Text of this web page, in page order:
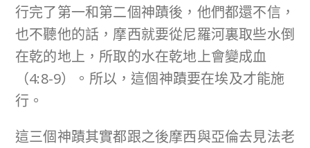
行完了第一和第二個神蹟後，他們都還不信，
也不聽他的話，摩西就要從尼羅河裏取些水倒
在乾的地上，所取的水在乾地上會變成血
（4:8-9）。所以，這個神蹟要在埃及才能施
行。
這三個神蹟其實都跟之後摩西與亞倫去見法老